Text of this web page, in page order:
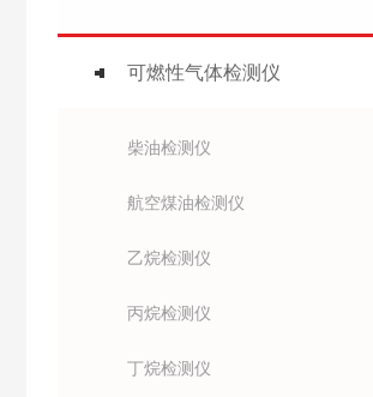
可燃性气体检测仪
柴油检测仪
航空煤油检测仪
乙烷检测仪
丙烷检测仪
丁烷检测仪